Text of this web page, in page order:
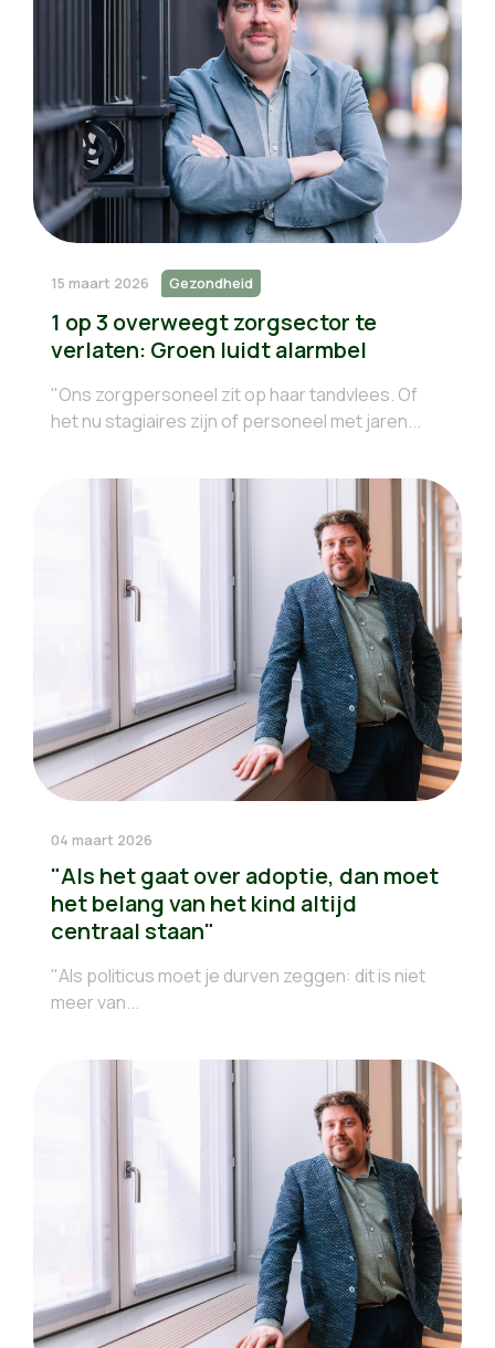
15 maart 2026 Gezondheid
1 op 3 overweegt zorgsector te
verlaten: Groen luidt alarmbel
"Ons zorgpersoneel zit op haar tandvlees. Of
het nu stagiaires zijn of personeel met jaren...
04 maart 2026
"Als het gaat over adoptie, dan moet
het belang van het kind altijd
centraal staan"
"Als politicus moet je durven zeggen: dit is niet
meer van...